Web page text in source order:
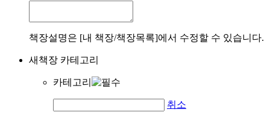
책장설명은 [내 책장/책장목록]에서 수정할 수 있습니다.
새책장 카테고리
카테고리
취소